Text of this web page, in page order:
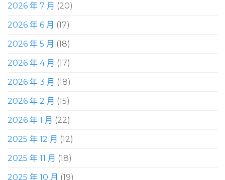
2026 年 7 月 (20)
2026 年 6 月 (17)
2026 年 5 月 (18)
2026 年 4 月 (17)
2026 年 3 月 (18)
2026 年 2 月 (15)
2026 年 1 月 (22)
2025 年 12 月 (12)
2025 年 11 月 (18)
2025 年 10 月 (19)